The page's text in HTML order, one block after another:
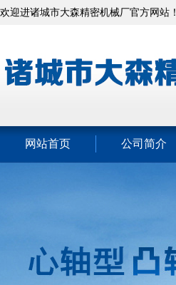
欢迎进诸城市大森精密机械厂官方网站！
网站首页 公司简介